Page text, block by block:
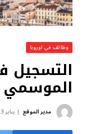
وظائف في اوروبا
التسجيل
الموسمي
مدير الموقع يناير 3, 2025